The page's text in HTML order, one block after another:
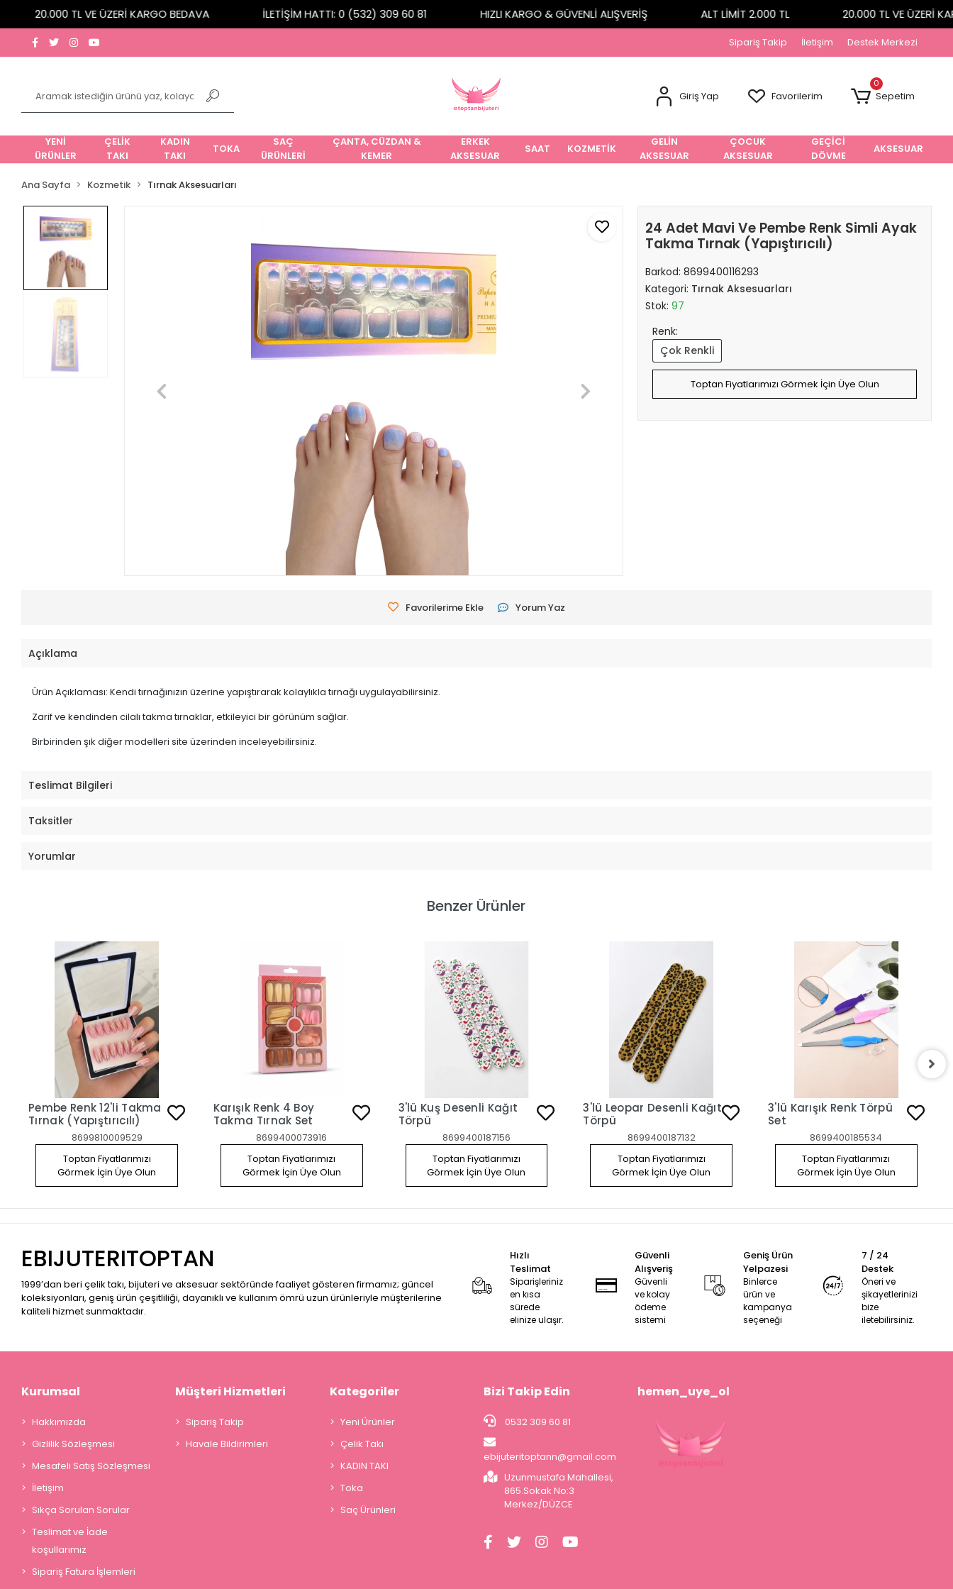
20.000 TL VE ÜZERİ KARGO BEDAVA İLETİŞİM HATTI: 0 (532) 309 60 81 HIZLI KARGO & GÜVENLİ ALIŞVERİŞ ALT LİMİT 2.000 TL 20.000 TL VE ÜZERİ
Sipariş Takip İletişim Destek Merkezi
Giriş Yap Favorilerim
0
Sepetim
YENİ
ÜRÜNLER
ÇELİK
TAKI
KADIN
TAKI
TOKA
SAÇ
ÜRÜNLERİ
ÇANTA, CÜZDAN &
KEMER
ERKEK
AKSESUAR
SAAT KOZMETİK
GELİN
AKSESUAR
ÇOCUK
AKSESUAR
GEÇİCİ
DÖVME
AKSESUAR
Ana Sayfa Kozmetik Tırnak Aksesuarları
24 Adet Mavi Ve Pembe Renk Simli Ayak
Takma Tırnak (Yapıştırıcılı)
Barkod:8699400116293
Kategori: Tırnak Aksesuarları
Stok:97
Renk:
Çok Renkli
Toptan Fiyatlarımızı Görmek İçin Üye Olun
Favorilerime Ekle Yorum Yaz
Açıklama
Ürün Açıklaması: Kendi tırnağınızın üzerine yapıştırarak kolaylıkla tırnağı uygulayabilirsiniz.
Zarif ve kendinden cilalı takma tırnaklar, etkileyici bir görünüm sağlar.
Birbirinden şık diğer modelleri site üzerinden inceleyebilirsiniz.
Teslimat Bilgileri
Taksitler
Yorumlar
Benzer Ürünler
Pembe Renk 12'li Takma
Tırnak (Yapıştırıcılı)
8699810009529
Toptan Fiyatlarımızı
Görmek İçin Üye Olun
Karışık Renk 4 Boy
Takma Tırnak Set
8699400073916
Toptan Fiyatlarımızı
Görmek İçin Üye Olun
3'lü Kuş Desenli Kağıt
Törpü
8699400187156
Toptan Fiyatlarımızı
Görmek İçin Üye Olun
3'lü Leopar Desenli Kağıt
Törpü
8699400187132
Toptan Fiyatlarımızı
Görmek İçin Üye Olun
3'lü Karışık Renk Törpü
Set
8699400185534
Toptan Fiyatlarımızı
Görmek İçin Üye Olun
EBIJUTERITOPTAN
1999’dan beri çelik takı, bijuteri ve aksesuar sektöründe faaliyet gösteren firmamız; güncel
koleksiyonları, geniş ürün çeşitliliği, dayanıklı ve kullanım ömrü uzun ürünleriyle müşterilerine
kaliteli hizmet sunmaktadır.
Hızlı
Teslimat
Siparişleriniz
en kısa
sürede
elinize ulaşır.
Güvenli
Alışveriş
Güvenli
ve kolay
ödeme
sistemi
Geniş Ürün
Yelpazesi
Binlerce
ürün ve
kampanya
seçeneği
7 / 24
Destek
Öneri ve
şikayetlerinizi
bize
iletebilirsiniz.
Kurumsal
Hakkımızda
Gizlilik Sözleşmesi
Mesafeli Satış Sözleşmesi
İletişim
Sıkça Sorulan Sorular
Teslimat ve İade
koşullarımız
Sipariş Fatura İşlemleri
Müşteri Hizmetleri
Sipariş Takip
Havale Bildirimleri
Kategoriler
Yeni Ürünler
Çelik Takı
KADIN TAKI
Toka
Saç Ürünleri
Bizi Takip Edin
0532 309 60 81
ebijuteritoptann@gmail.com
Uzunmustafa Mahallesi,
865.Sokak No:3
Merkez/DÜZCE
hemen_uye_ol